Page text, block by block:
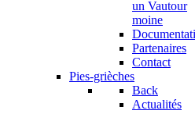
un Vautour
moine
Partenaires
Contact
Pies-grièches
Back
Actualités